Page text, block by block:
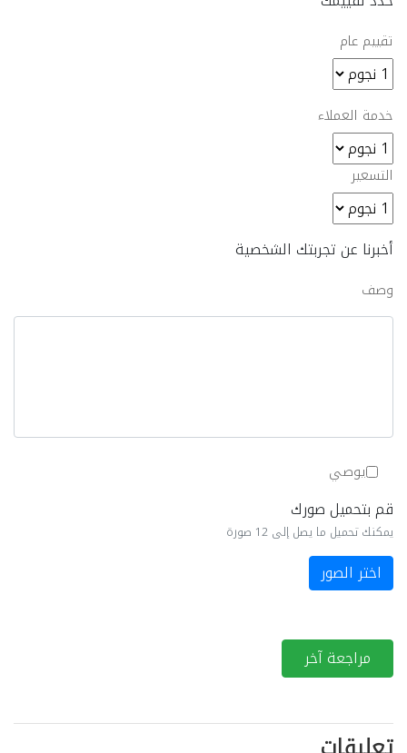
تقييم عام
خدمة العملاء
التسعير
أخبرنا عن تجربتك الشخصية
وصف
يوصي
قم بتحميل صورك
يمكنك تحميل ما يصل إلى 12 صورة
اختر الصور
مراجعة آخر